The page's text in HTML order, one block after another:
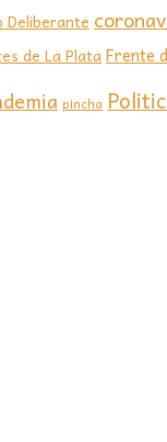
Deliberante
de La PlataFrente
pincha